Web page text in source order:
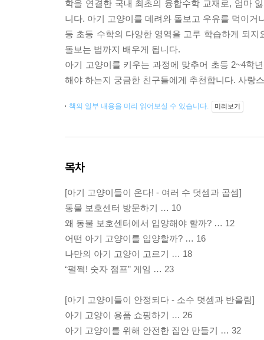
학을 연결한 국내 최초의 융합수학 교재로, 엄마
니다. 아기 고양이를 데려와 돌보고 우유를 먹이
등 초등 수학의 다양한 영역을 고루 학습하게 되
돌보는 법까지 배우게 됩니다.
아기 고양이를 키우는 과정에 맞추어 초등 2~4학
해야 하는지 궁금한 친구들에게 추천합니다. 사랑
책의 일부 내용을 미리 읽어보실 수 있습니다. 미리보기
목차
[아기 고양이들이 온다! - 여러 수 덧셈과 곱셈]
동물 보호센터 방문하기 … 10
왜 동물 보호센터에서 입양해야 할까? … 12
어떤 아기 고양이를 입양할까? … 16
나만의 아기 고양이 고르기 … 18
“펄쩍! 숫자 점프” 게임 … 23
[아기 고양이들이 안정되다 - 소수 덧셈과 반올림]
아기 고양이 용품 쇼핑하기 … 26
아기 고양이를 위해 안전한 집안 만들기 … 32